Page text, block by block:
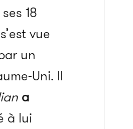
18
vue
un
Uni. Il
a
à lui